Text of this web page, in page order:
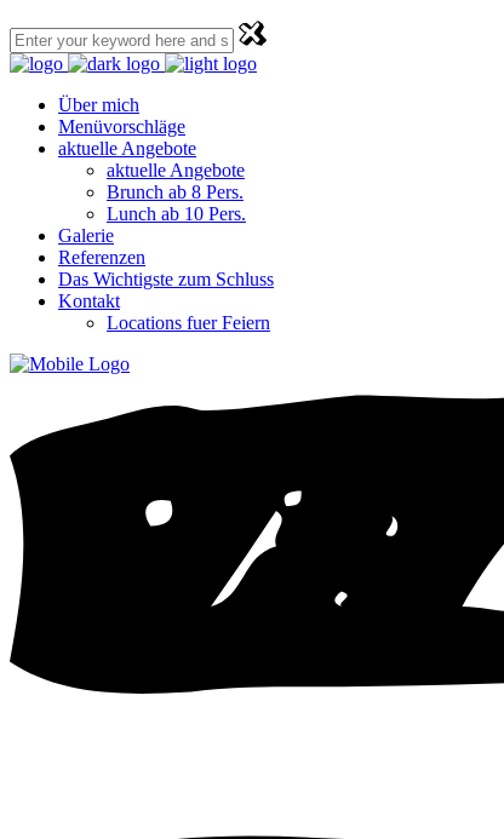
Über mich
Menüvorschläge
aktuelle Angebote
aktuelle Angebote
Brunch ab 8 Pers.
Lunch ab 10 Pers.
Galerie
Referenzen
Das Wichtigste zum Schluss
Kontakt
Locations fuer Feiern